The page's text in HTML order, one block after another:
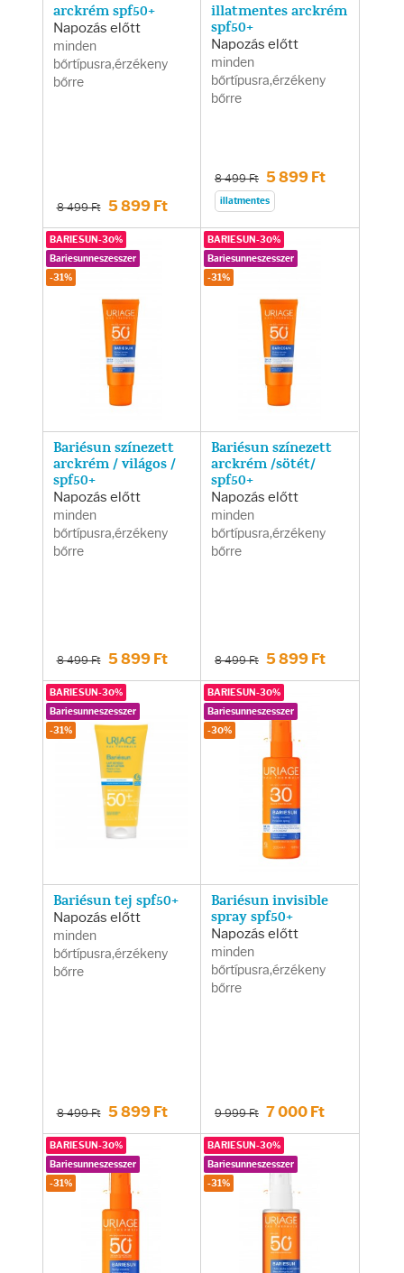
arckrém spf50+
Napozás előtt
minden
bőrtípusra,érzékeny
bőrre
8 499 Ft 5 899 Ft
illatmentes arckrém
spf50+
Napozás előtt
minden
bőrtípusra,érzékeny
bőrre
8 499 Ft 5 899 Ft
illatmentes
Bariésun színezett
arckrém / világos /
spf50+
Napozás előtt
minden
bőrtípusra,érzékeny
bőrre
8 499 Ft 5 899 Ft
BARIESUN-30%
Bariesunneszesszer
-31%
Bariésun színezett
arckrém /sötét/
spf50+
Napozás előtt
minden
bőrtípusra,érzékeny
bőrre
8 499 Ft 5 899 Ft
BARIESUN-30%
Bariesunneszesszer
-31%
Bariésun tej spf50+
Napozás előtt
minden
bőrtípusra,érzékeny
bőrre
8 499 Ft 5 899 Ft
BARIESUN-30%
Bariesunneszesszer
-31%
Bariésun invisible
spray spf50+
Napozás előtt
minden
bőrtípusra,érzékeny
bőrre
9 999 Ft 7 000 Ft
BARIESUN-30%
Bariesunneszesszer
-30%
BARIESUN-30%
Bariesunneszesszer
-31%
BARIESUN-30%
Bariesunneszesszer
-31%